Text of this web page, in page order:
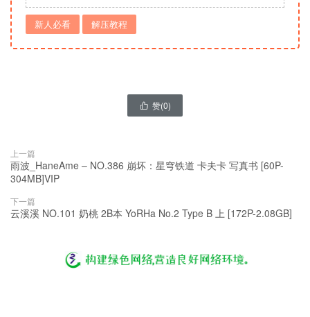
新人必看 解压教程
 赞(0)
上一篇
雨波_HaneAme – NO.386 崩坏：星穹铁道 卡夫卡 写真书 [60P-
304MB]VIP
下一篇
云溪溪 NO.101 奶桃 2B本 YoRHa No.2 Type B 上 [172P-2.08GB]